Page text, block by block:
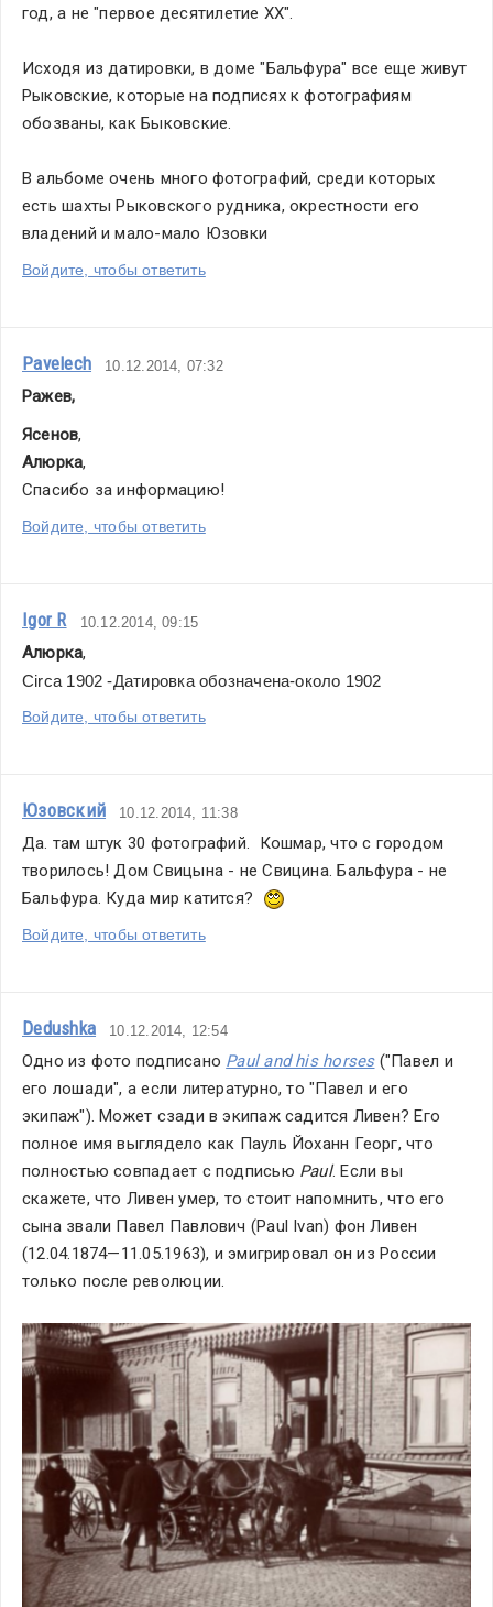
год, а не "первое десятилетие ХХ".
Исходя из датировки, в доме "Бальфура" все еще живут
Рыковские, которые на подписях к фотографиям
обозваны, как Быковские.
В альбоме очень много фотографий, среди которых
есть шахты Рыковского рудника, окрестности его
владений и мало-мало Юзовки
Войдите, чтобы ответить
Pavelech 10.12.2014, 07:32
Ражев,
Ясенов,
Алюрка,
Спасибо за информацию!
Войдите, чтобы ответить
Igor R 10.12.2014, 09:15
Алюрка,
Circa 1902 -Датировка обозначена-около 1902
Войдите, чтобы ответить
Юзовский 10.12.2014, 11:38
Да. там штук 30 фотографий.  Кошмар, что с городом
творилось! Дом Свицына - не Свицина. Бальфура - не
Бальфура. Куда мир катится?
Войдите, чтобы ответить
Dedushka 10.12.2014, 12:54
Одно из фото подписано Paul and his horses ("Павел и
его лошади", а если литературно, то "Павел и его
экипаж"). Может сзади в экипаж садится Ливен? Его
полное имя выглядело как Пауль Йоханн Георг, что
полностью совпадает с подписью Paul. Если вы
скажете, что Ливен умер, то стоит напомнить, что его
сына звали Павел Павлович (Paul Ivan) фон Ливен
(12.04.1874—11.05.1963), и эмигрировал он из России
только после революции.